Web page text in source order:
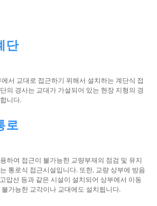
단
서 교대로 접근하기 위해서 설치하는 계단식 접
의 경사는 교대가 가설되어 있는 현장 지형의 경
니다.
로
하여 접근이 불가능한 교량부재의 점검 및 유지
통로식 접근시설입니다. 또한, 교량 상부에 방음
압선 등과 같은 시설이 설치되어 상부에서 이동
가능한 교각이나 교대에도 설치됩니다.